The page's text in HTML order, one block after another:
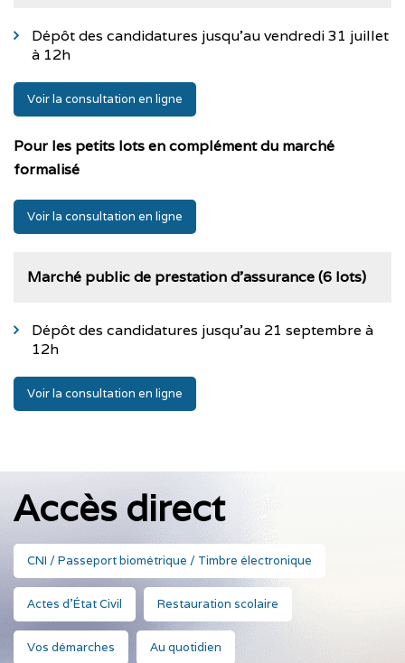
Dépôt des candidatures jusqu’au vendredi 31 juillet
à 12h
Voir la consultation en ligne
Pour les petits lots en complément du marché
formalisé
Voir la consultation en ligne
Marché public de prestation d’assurance (6 lots)
Dépôt des candidatures jusqu’au 21 septembre à
12h
Voir la consultation en ligne
Accès direct
CNI / Passeport biométrique / Timbre électronique
Actes d'État Civil Restauration scolaire
Vos démarches Au quotidien